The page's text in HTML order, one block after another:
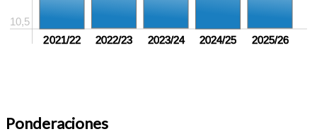
10,5
2021/22 2022/23 2023/24 2024/25 2025/26
Ponderaciones